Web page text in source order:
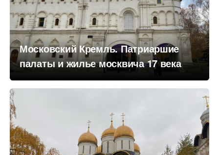
Московский Кремль. Патриаршие
палаты и жилье москвича 17 века